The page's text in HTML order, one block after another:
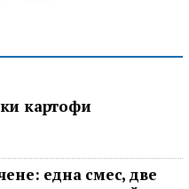
картофи
една смес, две